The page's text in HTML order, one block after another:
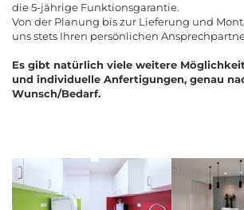
die 5-jährige Funktionsgarantie.
Von der Planung bis zur Lieferung und
uns stets Ihren persönlichen
Es gibt natürlich viele weitere
und individuelle Anfertigungen, genau
Wunsch/Bedarf.